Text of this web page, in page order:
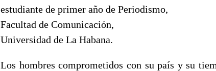
estudiante de primer año de Periodismo,
Facultad de Comunicación,
Universidad de La Habana.
Los hombres comprometidos con su país y su